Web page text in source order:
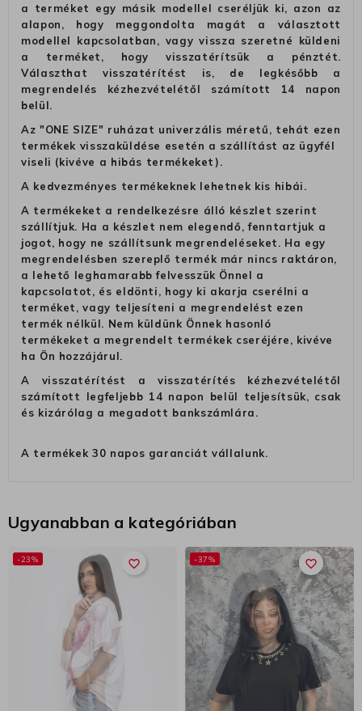
a terméket egy másik modellel cseréljük ki, azon az
alapon, hogy meggondolta magát a választott
modellel kapcsolatban, vagy vissza szeretné küldeni
a terméket, hogy visszatérítsük a pénztét.
Választhat visszatérítést is, de legkésőbb a
megrendelés kézhezvételétől számított 14 napon
belül.
Az "ONE SIZE" ruházat univerzális méretű, tehát ezen
termékek visszaküldése esetén a szállítást az ügyfél
viseli (kivéve a hibás termékeket).
A kedvezményes termékeknek lehetnek kis hibái.
A termékeket a rendelkezésre álló készlet szerint
szállítjuk. Ha a készlet nem elegendő, fenntartjuk a
jogot, hogy ne szállítsunk megrendeléseket. Ha egy
megrendelésben szereplő termék már nincs raktáron,
a lehető leghamarabb felvesszük Önnel a
kapcsolatot, és eldönti, hogy ki akarja cserélni a
terméket, vagy teljesíteni a megrendelést ezen
termék nélkül. Nem küldünk Önnek hasonló
termékeket a megrendelt termékek cseréjére, kivéve
ha Ön hozzájárul.
A visszatérítést a visszatérítés kézhezvételétől
számított legfeljebb 14 napon belül teljesítsük, csak
és kizárólag a megadott bankszámlára.
A termékek 30 napos garanciát vállalunk.
Ugyanabban a kategóriában
favorite_border
-23% favorite_border
-37%